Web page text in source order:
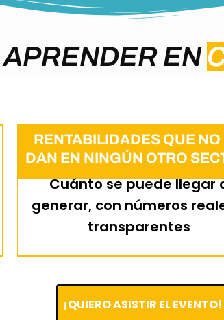
EN
RENTABILIDADES QUE NO
DAN EN NINGÚN OTRO
Cuánto se puede llegar
generar, con números
transparentes
¡QUIERO ASISTIR EL EVENTO!